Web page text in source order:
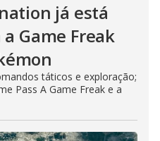
já está
Game Freak
táticos e exploração;
Pass A Game Freak e a